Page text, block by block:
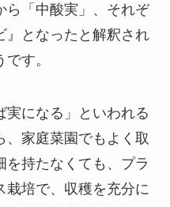
ら「中酸実」、それぞ
』となったと解釈され
す。
実になる」といわれる
、家庭菜園でもよく取
を持たなくても、プラ
栽培で、収穫を充分に